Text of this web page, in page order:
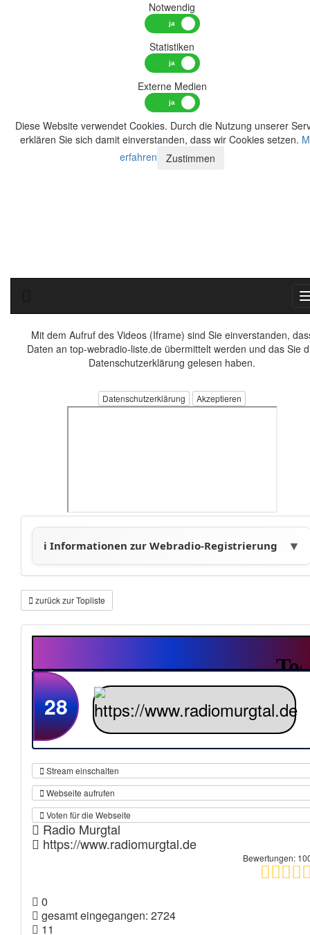
Notwendig
Statistiken
Externe Medien
Diese Website verwendet Cookies. Durch die Nutzung unserer
erklären Sie sich damit einverstanden, dass wir Cookies setzen.
erfahren
Zustimmen
Mit dem Aufruf des Videos (Iframe) sind Sie einverstanden,
Daten an top-webradio-liste.de übermittelt werden und das Sie
Datenschutzerklärung gelesen haben.
Datenschutzerklärung
zurück zur Topliste
28
Stream einschalten
Webseite aufrufen
Voten für die Webseite
Radio Murgtal
https://www.radiomurgtal.de
Bewertungen:
0
gesamt eingegangen: 2724
11